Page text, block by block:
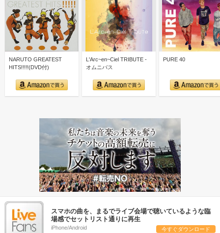
NARUTO GREATEST
HITS!!!!!(DVD付)
L'Arc~en~Ciel TRIBUTE -
オムニバス
PURE 40
スマホの曲を、まるでライブ会場で聴いているような臨
場感でセットリスト通りに再生
iPhone/Android 今すぐダウンロード